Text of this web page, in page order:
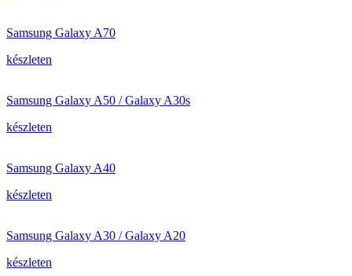
Samsung Galaxy A70
készleten
Samsung Galaxy A50 / Galaxy A30s
készleten
Samsung Galaxy A40
készleten
Samsung Galaxy A30 / Galaxy A20
készleten